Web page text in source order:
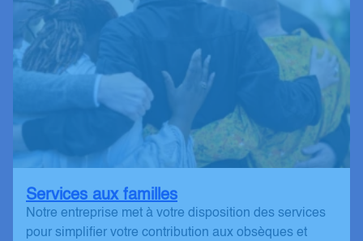
Services aux familles
Notre entreprise met à votre disposition des services
pour simplifier votre contribution aux obsèques et